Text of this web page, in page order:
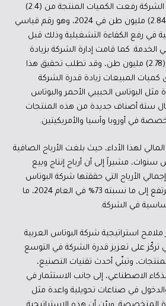
وأوضح الدكتور النسور، أن الشركة رفعت الكميات المنتجة من (2.4)
مليون طن في 2018 إلى (2.84) مليون طن في 2024، وهو رقم قياسي
في رفع الكفاءة التشغيلية وذلك قبل
كما قامت إدارة الشركة بزيادة
حجم المبيعات لتصل إلى (2.78) مليون طن، وقد تطلب تحقيق هذا
كميات المبيعات زيادة قدرة الشركة
مثل البوتاس الحبيبي الأحمر والبوتاس
ستة أصناف جديدة من هذه المنتجات
في أوروبا وآسيا والأمريكيتين.
المالي لهذا الأداء، حيث بلغت الأرباح الصافية
سنوات، مشيراً إلى أن أرباح إنتاج وبيع
54% من إجمالي الأرباح التي حققتها شركة البوتاس
العربية في العام 2018، لترتفع إلى ما نسبته 73% في العام 2024، ما
في الشركة.
استراتيجية شركة البوتاس العربية
2024–2028) والتي تركّز على تعزيز قدرة الشركة في التوسع
وتبنّي أحدث تقنيات التصنيع،
الاصطناعي، إلى جانب الاستثمار في
والدخول في صناعات تحويلية واعدة مثل